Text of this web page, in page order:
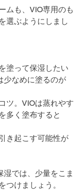
ムも、VIO専用のも
選ぶようにしまし
塗って保湿したい
少なめに塗るのが
ツ。VIOは蒸れやす
多く塗布すると
き起こす可能性が
湿では、少量をこま
つけましょう。